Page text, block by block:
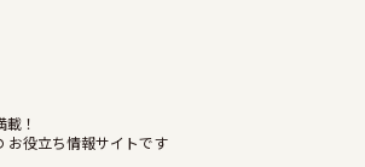
！
お役立ち情報サイトです